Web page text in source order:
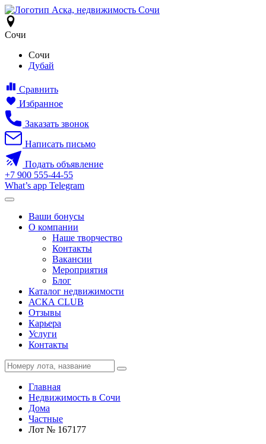
Сочи
Сочи
Дубай
Сравнить
Избранное
Заказать звонок
Написать письмо
Подать объявление
+7 900 555-44-55
What’s app Telegram
Ваши бонусы
О компании
Наше творчество
Контакты
Вакансии
Мероприятия
Блог
Каталог недвижимости
АСКА CLUB
Отзывы
Карьера
Услуги
Контакты
Главная
Недвижимость в Сочи
Дома
Частные
Лот № 167177